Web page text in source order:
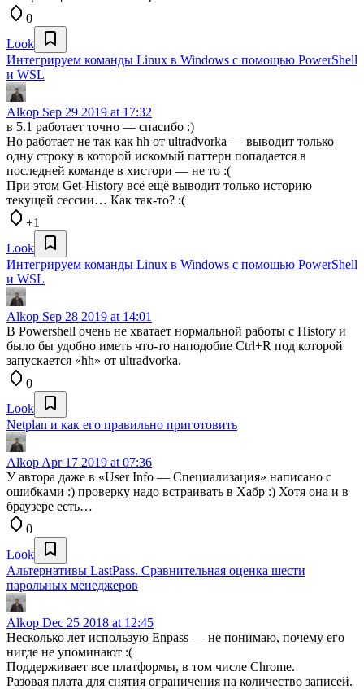
0
Look
Интегрируем команды Linux в Windows с помощью PowerShell
и WSL
Alkop Sep 29 2019 at 17:32
в 5.1 работает точно — спасибо :)
Но работает не так как hh от ultradvorka — выводит только
одну строку в которой искомый паттерн попадается в
последней команде в хистори — не то :(
При этом Get-History всё ещё выводит только историю
текущей сессии… Как так-то? :(
+1
Look
Интегрируем команды Linux в Windows с помощью PowerShell
и WSL
Alkop Sep 28 2019 at 14:01
В Powershell очень не хватает нормальной работы с History и
было бы удобно иметь что-то наподобие Ctrl+R под которой
запускается «hh» от ultradvorka.
0
Look
Netplan и как его правильно приготовить
Alkop Apr 17 2019 at 07:36
У автора даже в «User Info — Специализация» написано с
ошибками :) проверку надо встраивать в Хабр :) Хотя она и в
браузере есть…
0
Look
Альтернативы LastPass. Сравнительная оценка шести
парольных менеджеров
Alkop Dec 25 2018 at 12:45
Несколько лет использую Enpass — не понимаю, почему его
нигде не упоминают :(
Поддерживает все платформы, в том числе Chrome.
Разовая плата для снятия ограничения на количество записей.